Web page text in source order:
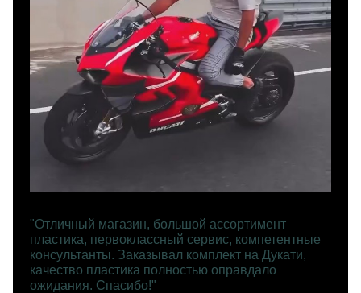
"Отличный магазин, большой ассортимент
пластика, первоклассный сервис, компетентные
консультанты. Заказывал комплект на Дукати,
качество пластика полностью оправдало
ожидания. Спасибо!"